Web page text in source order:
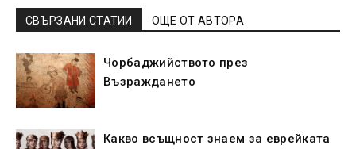
СВЪРЗАНИ СТАТИИ ОЩЕ ОТ АВТОРА
Чорбаджийството през
Възраждането
Какво всъщност знаем за еврейката